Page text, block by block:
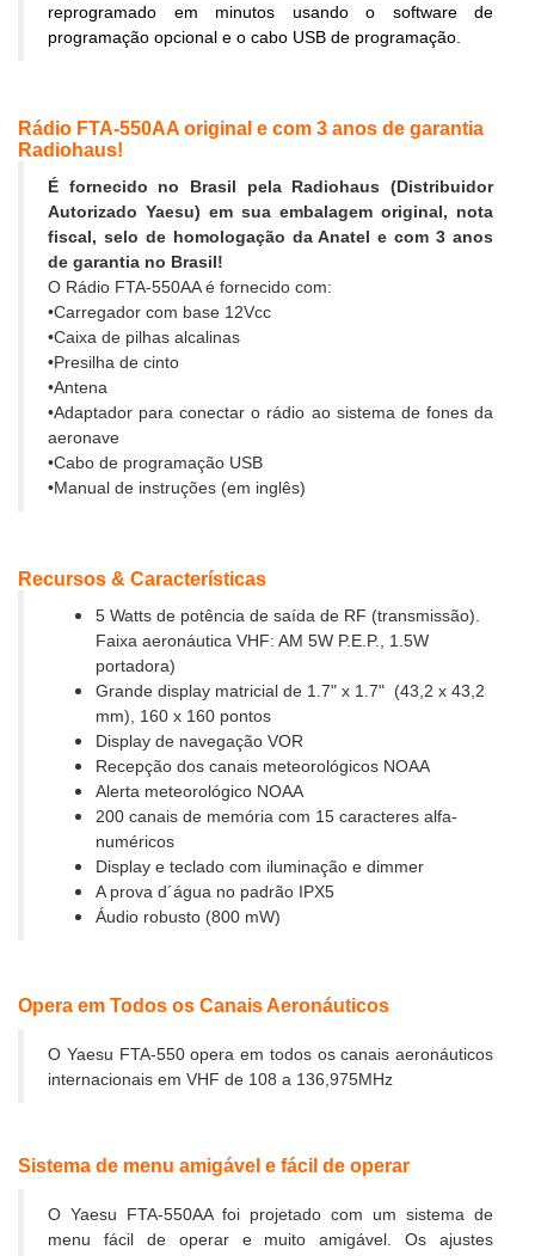
reprogramado em minutos usando o software de
programação opcional e o cabo USB de programação.
Rádio FTA-550AA original e com 3 anos de garantia
Radiohaus!
É fornecido no Brasil pela Radiohaus (Distribuidor
Autorizado Yaesu) em sua embalagem original, nota
fiscal, selo de homologação da Anatel e com 3 anos
de garantia no Brasil!
O Rádio FTA-550AA é fornecido com:
•Carregador com base 12Vcc
•Caixa de pilhas alcalinas
•Presilha de cinto
•Antena
•Adaptador para conectar o rádio ao sistema de fones da
aeronave
•Cabo de programação USB
•Manual de instruções (em inglês)
Recursos & Características
5 Watts de potência de saída de RF (transmissão).
Faixa aeronáutica VHF: AM 5W P.E.P., 1.5W
portadora)
Grande display matricial de 1.7" x 1.7" (43,2 x 43,2
mm), 160 x 160 pontos
Display de navegação VOR
Recepção dos canais meteorológicos NOAA
Alerta meteorológico NOAA
200 canais de memória com 15 caracteres alfa-
numéricos
Display e teclado com iluminação e dimmer
A prova d´água no padrão IPX5
Áudio robusto (800 mW)
Opera em Todos os Canais Aeronáuticos
O Yaesu FTA-550 opera em todos os canais aeronáuticos
internacionais em VHF de 108 a 136,975MHz
Sistema de menu amigável e fácil de operar
O Yaesu FTA-550AA foi projetado com um sistema de
menu fácil de operar e muito amigável. Os ajustes